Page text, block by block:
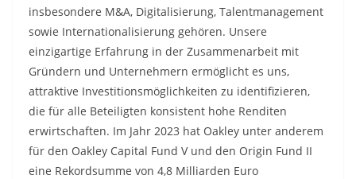
insbesondere M&A, Digitalisierung, Talentmanagement
sowie Internationalisierung gehören. Unsere
einzigartige Erfahrung in der Zusammenarbeit mit
Gründern und Unternehmern ermöglicht es uns,
attraktive Investitionsmöglichkeiten zu identifizieren,
die für alle Beteiligten konsistent hohe Renditen
erwirtschaften. Im Jahr 2023 hat Oakley unter anderem
für den Oakley Capital Fund V und den Origin Fund II
eine Rekordsumme von 4,8 Milliarden Euro